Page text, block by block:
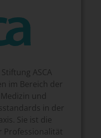
ASCA
im Bereich der
und
in der
Sie ist die
Professionalität